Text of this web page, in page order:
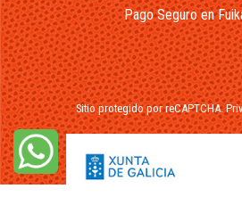
Pago Seguro en
Sitio protegido por reCAPTCHA.